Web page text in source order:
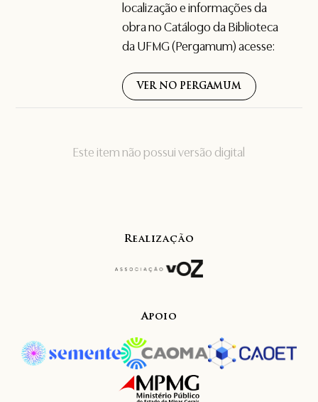
Este item não possui versão digital
localização e informações da
obra no Catálogo da Biblioteca
da UFMG (Pergamum) acesse:
VER NO PERGAMUM
Realização
Apoio